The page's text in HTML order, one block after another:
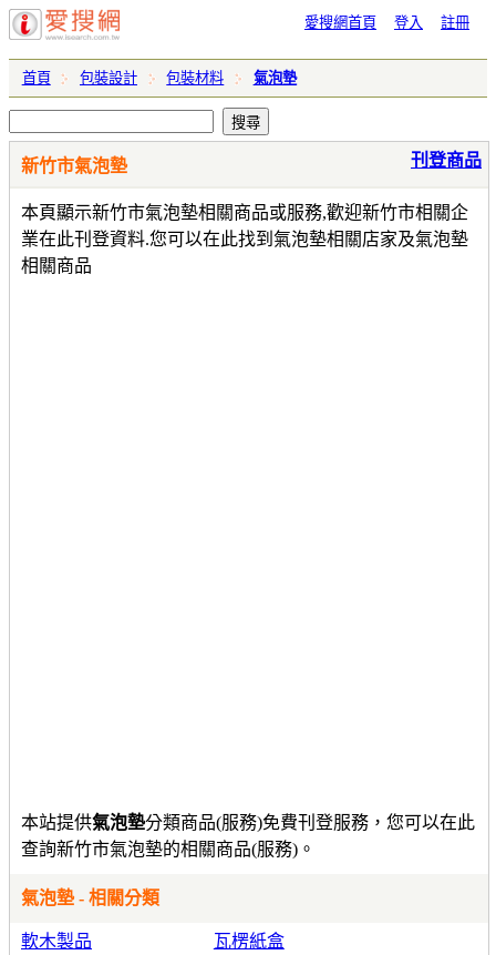
愛搜網首頁 登入 註冊
首頁 包裝設計 包裝材料 氣泡墊
新竹市氣泡墊
本頁顯示新竹市氣泡墊相關商品或服務,歡迎新竹市相關企
業在此刊登資料.您可以在此找到氣泡墊相關店家及氣泡墊
相關商品
刊登商品
本站提供氣泡墊分類商品(服務)免費刊登服務，您可以在此
查詢新竹市氣泡墊的相關商品(服務)。
氣泡墊 - 相關分類
軟木製品 瓦楞紙盒